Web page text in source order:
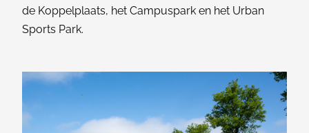
de Koppelplaats, het Campuspark en het Urban
Sports Park.